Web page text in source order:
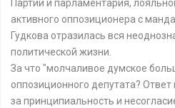
Партии и парламентария,
активного оппозиционера с
Гудкова отразилась вся
политической жизни.
За что "молчаливое думское
оппозиционного депутата?
за принципиальность и